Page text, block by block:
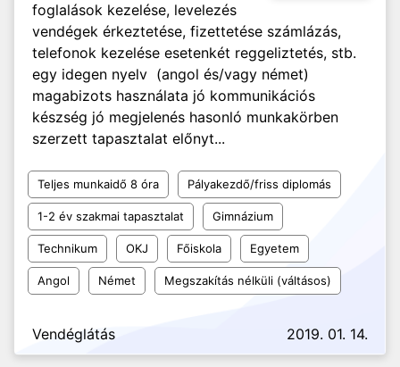
foglalások kezelése, levelezés
vendégek érkeztetése, fizettetése számlázás,
telefonok kezelése esetenkét reggeliztetés, stb.
egy idegen nyelv (angol és/vagy német)
magabizots használata jó kommunikációs
készség jó megjelenés hasonló munkakörben
szerzett tapasztalat előnyt...
Teljes munkaidő 8 óra Pályakezdő/friss diplomás
1-2 év szakmai tapasztalat Gimnázium
Technikum OKJ Főiskola Egyetem
Angol Német Megszakítás nélküli (váltásos)
Vendéglátás 2019. 01. 14.